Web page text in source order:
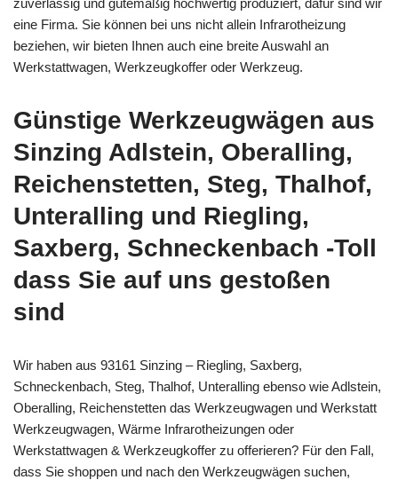
eine Firma. Sie können bei uns nicht allein Infrarotheizung
beziehen, wir bieten Ihnen auch eine breite Auswahl an
Werkstattwagen, Werkzeugkoffer oder Werkzeug.
Günstige Werkzeugwägen aus
Sinzing Adlstein, Oberalling,
Reichenstetten, Steg, Thalhof,
Unteralling und Riegling,
Saxberg, Schneckenbach -Toll
dass Sie auf uns gestoßen
sind
Wir haben aus 93161 Sinzing – Riegling, Saxberg,
Schneckenbach, Steg, Thalhof, Unteralling ebenso wie Adlstein,
Oberalling, Reichenstetten das Werkzeugwagen und Werkstatt
Werkzeugwagen, Wärme Infrarotheizungen oder
Werkstattwagen & Werkzeugkoffer zu offerieren? Für den Fall,
dass Sie shoppen und nach den Werkzeugwägen suchen,